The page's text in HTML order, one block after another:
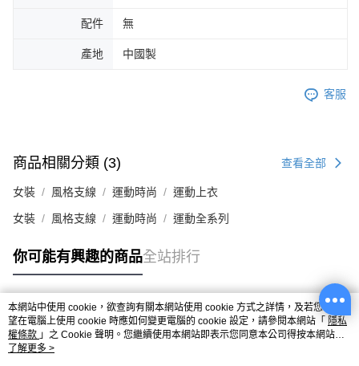
配件 無
產地 中國製
客服
商品相關分類 (3) 查看全部
女裝 風格支線 運動時尚 運動上衣
女裝 風格支線 運動時尚 運動全系列
你可能有興趣的商品全站排行
熱門標籤
本網站中使用 cookie，欲查詢有關本網站使用 cookie 方式之詳情，及若您不希
望在電腦上使用 cookie 時應如何變更電腦的 cookie 設定，請參閱本網站「 隱私
權條款 」之 Cookie 聲明。您繼續使用本網站即表示您同意本公司得按本網站使
用條款之 Cookie 聲明使用 cookie。
了解更多 >